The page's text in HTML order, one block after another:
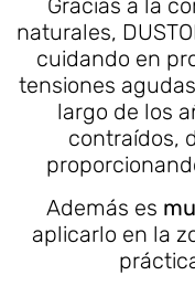
Gracias a la
naturales,
cuidando en
tensiones
largo de los
contraídos,
Además es
aplicarlo en la